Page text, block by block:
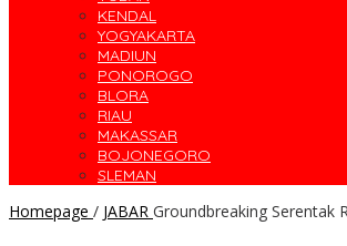
KENDAL
YOGYAKARTA
MADIUN
PONOROGO
BLORA
RIAU
MAKASSAR
BOJONEGORO
SLEMAN
Homepage / JABAR Groundbreaking Serentak